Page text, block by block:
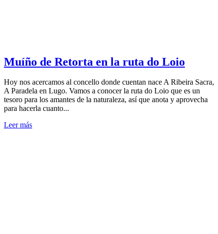
Muíño de Retorta en la ruta do Loio
Hoy nos acercamos al concello donde cuentan nace A Ribeira Sacra,
A Paradela en Lugo. Vamos a conocer la ruta do Loio que es un
tesoro para los amantes de la naturaleza, así que anota y aprovecha
para hacerla cuanto...
Leer más